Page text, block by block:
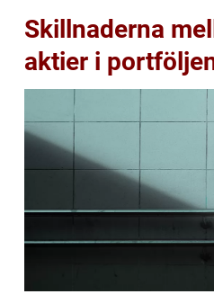
Skillnaderna
aktier i